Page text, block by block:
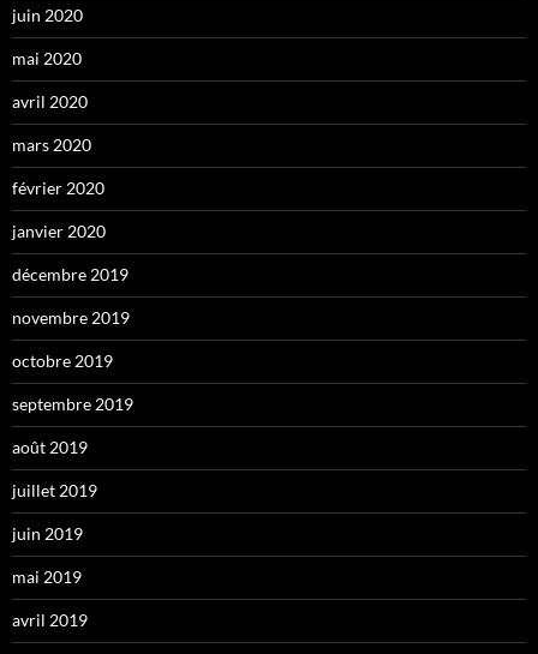
juin 2020
mai 2020
avril 2020
mars 2020
février 2020
janvier 2020
décembre 2019
novembre 2019
octobre 2019
septembre 2019
août 2019
juillet 2019
juin 2019
mai 2019
avril 2019